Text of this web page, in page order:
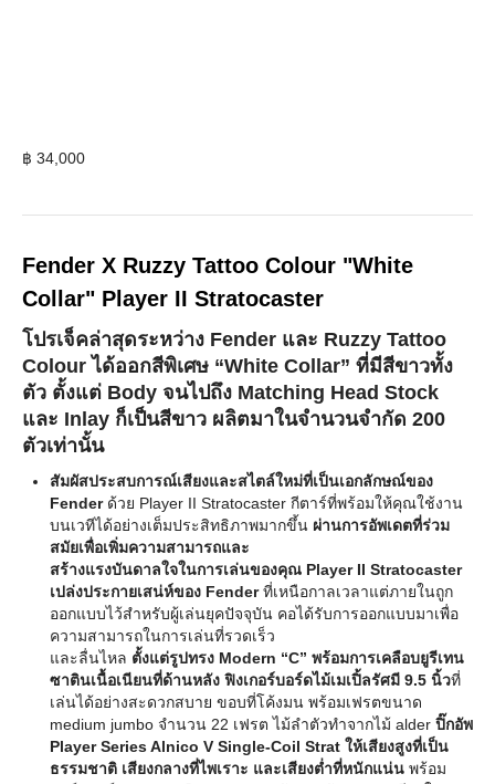
฿ 34,000
Fender X Ruzzy Tattoo Colour "White
Collar" Player II Stratocaster
โปรเจ็คล่าสุดระหว่าง Fender และ Ruzzy Tattoo
Colour ได้ออกสีพิเศษ “White Collar” ที่มีสีขาวทั้ง
ตัว ตั้งแต่ Body จนไปถึง Matching Head Stock
และ Inlay ก็เป็นสีขาว ผลิตมาในจำนวนจำกัด 200
ตัวเท่านั้น
สัมผัสประสบการณ์เสียงและสไตล์ใหม่ที่เป็นเอกลักษณ์ของ
Fenderด้วย Player II Stratocaster กีตาร์ที่พร้อมให้คุณใช้งาน
บนเวทีได้อย่างเต็มประสิทธิภาพมากขึ้น ผ่านการอัพเดตที่ร่วม
สมัยเพื่อเพิ่มความสามารถและ
สร้างแรงบันดาลใจในการเล่นของคุณ Player II Stratocaster
เปล่งประกายเสน่ห์ของ Fenderที่เหนือกาลเวลาแต่ภายในถูก
ออกแบบไว้สำหรับผู้เล่นยุคปัจจุบัน คอได้รับการออกแบบมาเพื่อ
ความสามารถในการเล่นที่รวดเร็ว
และลื่นไหล ตั้งแต่รูปทรง Modern “C” พร้อมการเคลือบยูรีเทน
ซาตินเนื้อเนียนที่ด้านหลัง ฟิงเกอร์บอร์ดไม้เมเปิ้ลรัศมี 9.5 นิ้วที่
เล่นได้อย่างสะดวกสบาย ขอบที่โค้งมน พร้อมเฟรตขนาด
medium jumbo จำนวน 22 เฟรต ไม้ลำตัวทำจากไม้ alder ปิ๊กอัพ
Player Series Alnico V Single-Coil Strat ให้เสียงสูงที่เป็น
ธรรมชาติ เสียงกลางที่ไพเราะ และเสียงต่ำที่หนักแน่น พร้อม